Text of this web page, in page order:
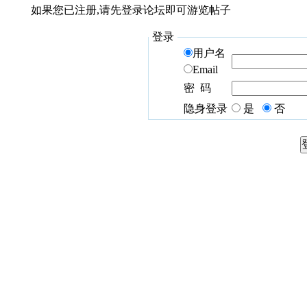
如果您已注册,请先登录论坛即可游览帖子
登录
用户名
Email
密 码
隐身登录
是 否